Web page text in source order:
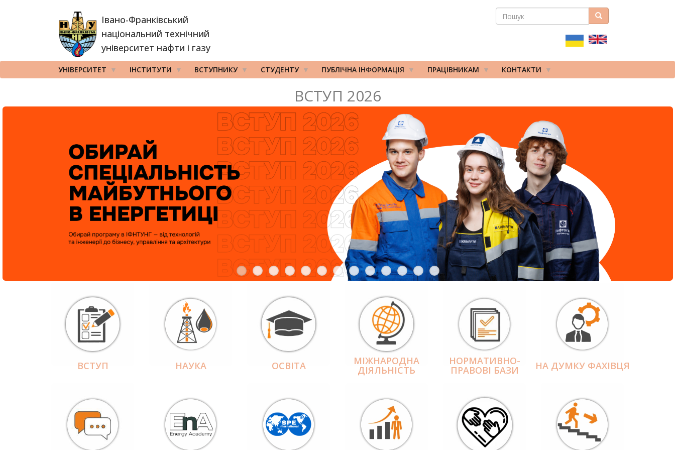
Івано-Франківський
національний технічний
університет нафти і газу
ПОШУКОВА
ПОШУК Пошук
УНІВЕРСИТЕТ ІНСТИТУТИ ВСТУПНИКУ СТУДЕНТУ ПУБЛІЧНА ІНФОРМАЦІЯ ПРАЦІВНИКАМ КОНТАКТИ
ВСТУП 2026
ВСТУП НАУКА ОСВІТА МІЖНАРОДНА
ДІЯЛЬНІCТЬ
НОРМАТИВНО-
ПРАВОВІ БАЗИ НА ДУМКУ ФАХІВЦЯ